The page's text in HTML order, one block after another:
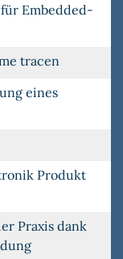
Embedded-
tracen
eines
Produkt
Praxis dank